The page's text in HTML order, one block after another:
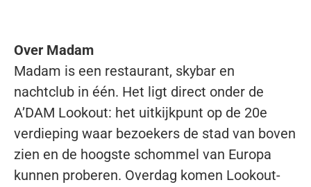
Over Madam
Madam is een restaurant, skybar en
nachtclub in één. Het ligt direct onder de
A’DAM Lookout: het uitkijkpunt op de 20e
verdieping waar bezoekers de stad van boven
zien en de hoogste schommel van Europa
kunnen proberen. Overdag komen Lookout-